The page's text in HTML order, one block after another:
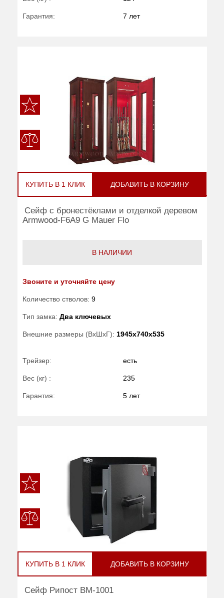
Гарантия: 7 лет
КУПИТЬ В 1 КЛИК ДОБАВИТЬ В КОРЗИНУ
Сейф с бронестёклами и отделкой деревом
Armwood-F6A9 G Mauer Flo
В НАЛИЧИИ
Звоните и уточняйте цену
Количество стволов: 9
Тип замка: Два ключевых
Внешние размеры (ВхШхГ): 1945x740x535
Трейзер: есть
Вес (кг) : 235
Гарантия: 5 лет
КУПИТЬ В 1 КЛИК ДОБАВИТЬ В КОРЗИНУ
Сейф Рипост ВМ-1001